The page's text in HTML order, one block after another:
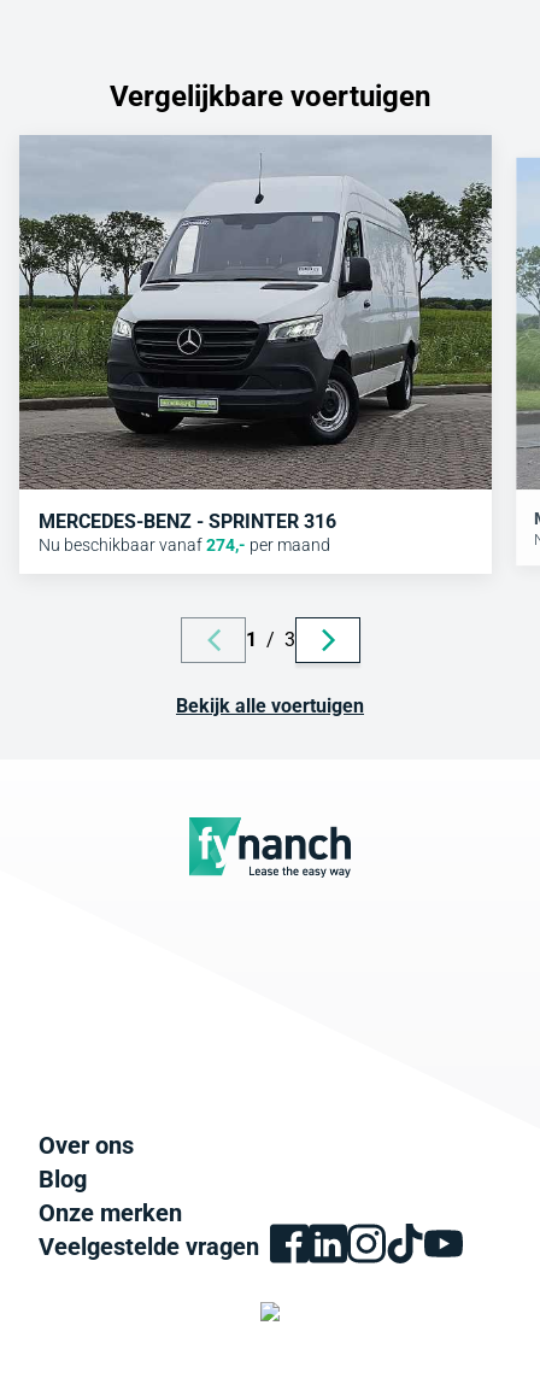
Vergelijkbare voertuigen
MERCEDES-BENZ - SPRINTER 316
Nu beschikbaar vanaf274,- per maand
1 / 3
Bekijk alle voertuigen
Over ons
Blog
Onze merken
Veelgestelde vragen